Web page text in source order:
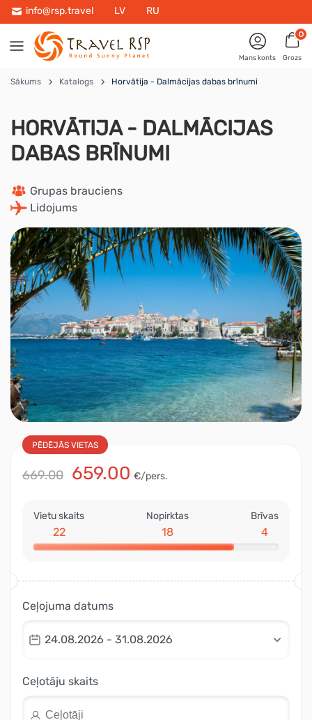
info@rsp.travel LV RU
Mans konts
0
Grozs
Sākums Katalogs Horvātija - Dalmācijas dabas brīnumi
HORVĀTIJA - DALMĀCIJAS
DABAS BRĪNUMI
Grupas brauciens
Lidojums
PĒDĒJĀS VIETAS
669.00 659.00 €/pers.
Vietu skaits
22
Nopirktas
18
Brīvas
4
Ceļojuma datums
24.08.2026 - 31.08.2026
Ceļotāju skaits